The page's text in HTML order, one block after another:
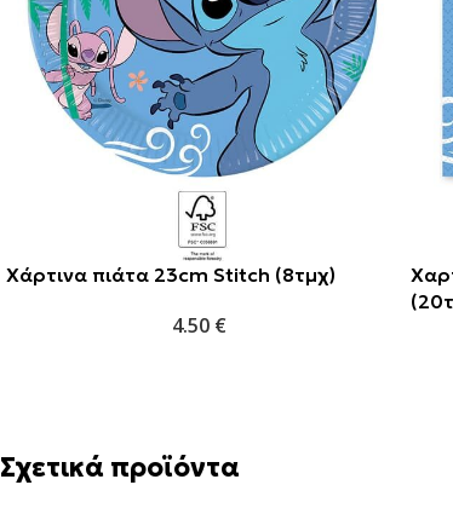
Χάρτινα πιάτα 23cm Stitch (8τμχ)
4.50 €
Σχετικά προϊόντα